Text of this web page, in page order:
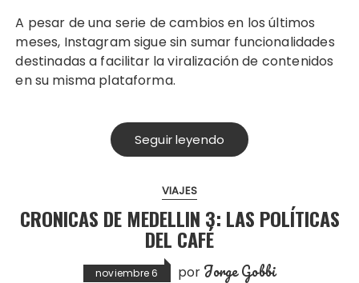
A pesar de una serie de cambios en los últimos
meses, Instagram sigue sin sumar funcionalidades
destinadas a facilitar la viralización de contenidos
en su misma plataforma.
Seguir leyendo
VIAJES
CRONICAS DE MEDELLIN 3: LAS POLÍTICAS
DEL CAFÉ
noviembre 6 por Jorge Gobbi